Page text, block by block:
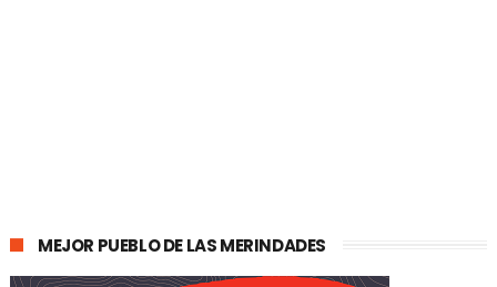
MEJOR PUEBLO DE LAS MERINDADES